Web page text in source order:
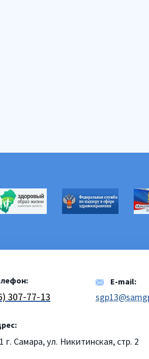
307-77-13
E-mail:
г. Самара, ул. Никитинская, стр. 2